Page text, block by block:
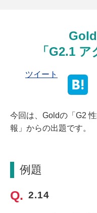
「G2.1 ア
ツイート
今回は、Goldの「G2
報」からの出題です。
例題
2.14